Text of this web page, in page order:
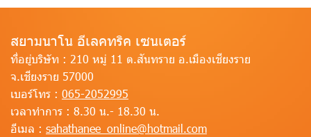
สยามนาโน อีเลคทริค เซนเตอร์
ที่อยู่บริษัท : 210 หมู่ 11 ต.สันทราย อ.เมืองเชียงราย
จ.เชียงราย 57000
เบอร์โทร : 065-2052995
เวลาทำการ : 8.30 น.- 18.30 น.
อีเมล : sahathanee_online@hotmail.com